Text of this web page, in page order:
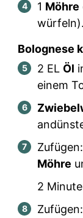
1 Möhre
würfeln).
Bolognese
2 EL Öl
einem
Zufügen:
Möhre
2
Zufügen: